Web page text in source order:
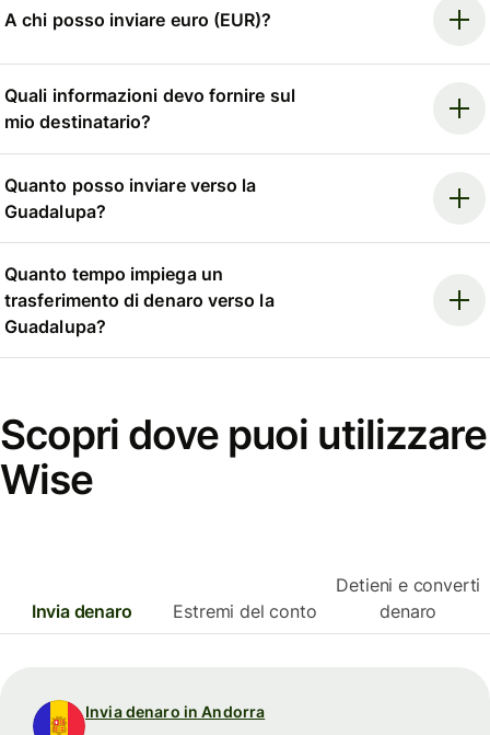
A chi posso inviare euro (EUR)?
Quali informazioni devo fornire sul
mio destinatario?
Quanto posso inviare verso la
Guadalupa?
Quanto tempo impiega un
trasferimento di denaro verso la
Guadalupa?
Scopri dove puoi utilizzare
Wise
Invia denaro Estremi del conto
Detieni e converti
denaro
Invia denaro in Andorra